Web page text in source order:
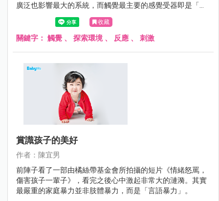
廣泛也影響最大的系統，而觸覺最主要的感覺受器即是「皮
收藏
關鍵字： 觸覺 、 探索環境、 反應 、 刺激
賞識孩子的美好
作者：陳宜男
前陣子看了一部由橘絲帶基金會所拍攝的短片《情緒怒罵，
傷害孩子一輩子》，看完之後心中激起非常大的漣漪。其實
最嚴重的家庭暴力並非肢體暴力，而是「言語暴力」。